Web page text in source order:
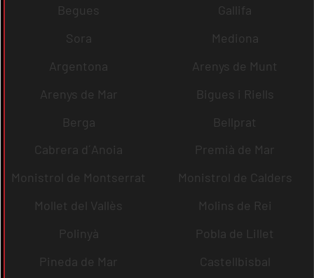
Begues
Gallifa
Sora
Mediona
Argentona
Arenys de Munt
Arenys de Mar
Bigues i Riells
Berga
Bellprat
Cabrera d´Anoia
Premià de Mar
Monistrol de Montserrat
Monistrol de Calders
Mollet del Vallès
Molins de Rei
Polinyà
Pobla de Lillet
Pineda de Mar
Castellbisbal